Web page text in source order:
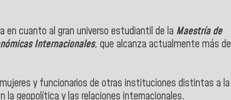
en cuanto al gran universo estudiantil de la Maestría de
Internacionales, que alcanza actualmente más de
y funcionarios de otras instituciones distintas a la
geopolítica y las relaciones internacionales.